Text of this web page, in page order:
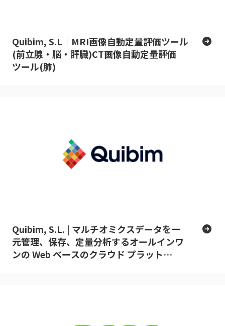
Quibim, S.L｜MRI画像自動定量評価ツール
(前立腺・脳・肝臓)CT画像自動定量評価
ツール(肺)
Quibim, S.L. | マルチオミクスデータを一
元管理、保存、定量分析するオールインワ
ンの Web ベースのクラウド プラット